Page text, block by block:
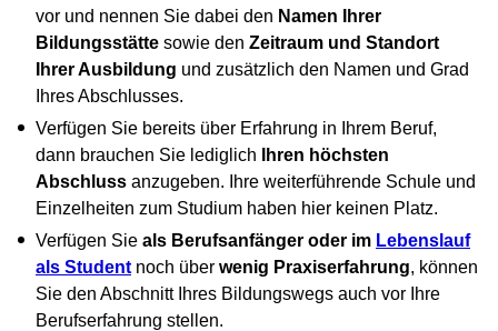
vor und nennen Sie dabei den Namen Ihrer
Bildungsstätte sowie den Zeitraum und Standort
Ihrer Ausbildung und zusätzlich den Namen und Grad
Ihres Abschlusses.
Verfügen Sie bereits über Erfahrung in Ihrem Beruf,
dann brauchen Sie lediglich
Ihren höchsten
Abschluss anzugeben. Ihre weiterführende Schule und
Einzelheiten zum Studium haben hier keinen Platz.
Verfügen Sie als Berufsanfänger oder im Lebenslauf
als Student noch über wenig Praxiserfahrung, können
Sie den Abschnitt Ihres Bildungswegs auch vor Ihre
Berufserfahrung stellen.